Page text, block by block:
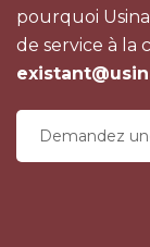
pourquoi
de service à la
Demandez